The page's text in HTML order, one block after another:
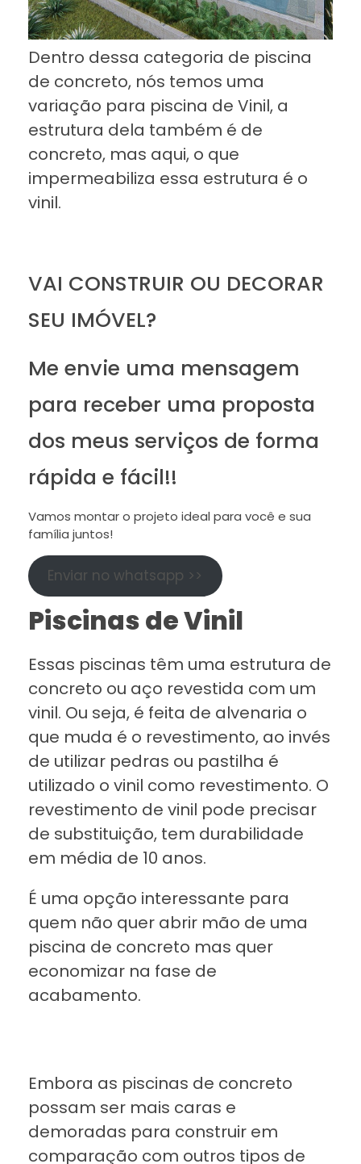
Dentro dessa categoria de piscina
de concreto, nós temos uma
variação para piscina de Vinil, a
estrutura dela também é de
concreto, mas aqui, o que
impermeabiliza essa estrutura é o
vinil.
VAI CONSTRUIR OU DECORAR
SEU IMÓVEL?
Me envie uma mensagem
para receber uma proposta
dos meus serviços de forma
rápida e fácil!!
Vamos montar o projeto ideal para você e sua
família juntos!
Enviar no whatsapp >>
Piscinas de Vinil
Essas piscinas têm uma estrutura de
concreto ou aço revestida com um
vinil. Ou seja, é feita de alvenaria o
que muda é o revestimento, ao invés
de utilizar pedras ou pastilha é
utilizado o vinil como revestimento. O
revestimento de vinil pode precisar
de substituição, tem durabilidade
em média de 10 anos.
É uma opção interessante para
quem não quer abrir mão de uma
piscina de concreto mas quer
economizar na fase de
acabamento.
Embora as piscinas de concreto
possam ser mais caras e
demoradas para construir em
comparação com outros tipos de